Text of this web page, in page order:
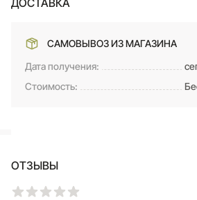
ДОСТАВКА
САМОВЫВОЗ ИЗ МАГАЗИНА
Дата получения:
Стоимость:
ОТЗЫВЫ